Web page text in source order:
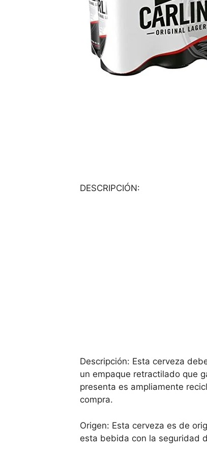
DESCRIPCIÓN:
Descripción: Esta cerveza
un empaque retractilado que
presenta es ampliamente
compra.
Origen: Esta cerveza es de
esta bebida con la seguridad